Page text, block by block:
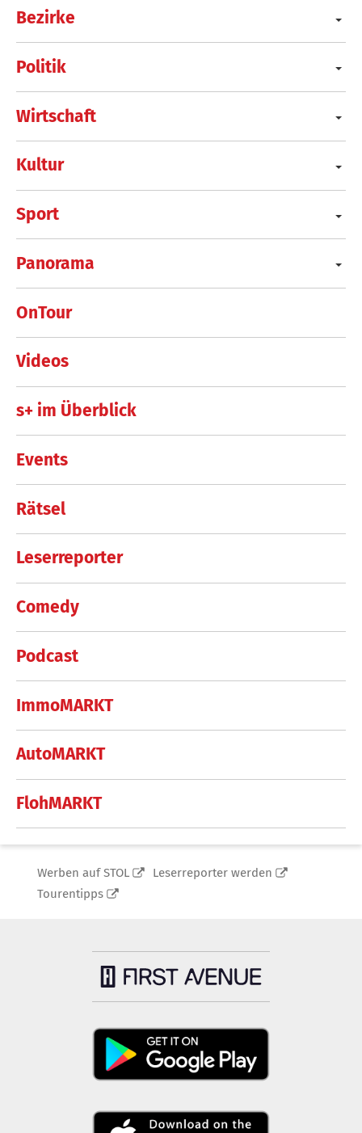
Bezirke
Politik
Wirtschaft
Kultur
Sport
Panorama
OnTour
Videos
s+ im Überblick
Events
Rätsel
Leserreporter
Comedy
Podcast
ImmoMARKT
AutoMARKT
FlohMARKT
Werben auf STOL
Leserreporter werden
Tourentipps